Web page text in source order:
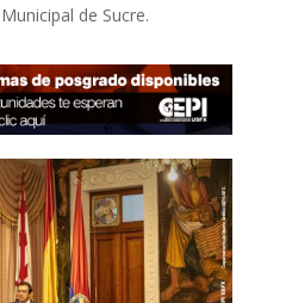
de Sucre.